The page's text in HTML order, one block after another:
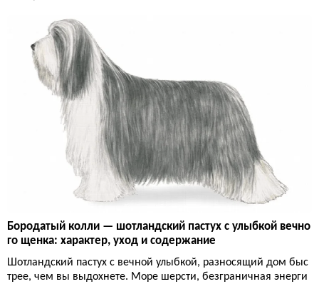
Бородатый колли — шотландский пастух с улыбкой вечно
го щенка: характер, уход и содержание
Шотландский пастух с вечной улыбкой, разносящий дом быс
трее, чем вы выдохнете. Море шерсти, безграничная энерги